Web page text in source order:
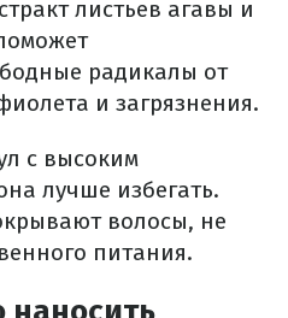
листьев агавы и
радикалы от
и загрязнения.
с высоким
лучше избегать.
волосы, не
питания.